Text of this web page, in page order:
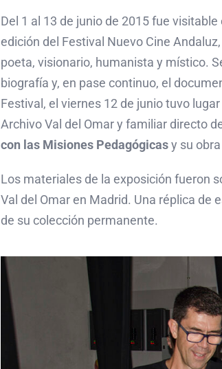
Del 1 al 13 de junio de 2015 fue
edición del Festival Nuevo Cine Andaluz,
poeta, visionario, humanista y místico.
biografía y, en pase continuo, el
Festival, el viernes 12 de junio tuvo
Archivo Val del Omar y familiar directo
con las Misiones Pedagógicasy su
Los materiales de la exposición fueron
Val del Omar en Madrid. Una réplica de
de su colección permanente.